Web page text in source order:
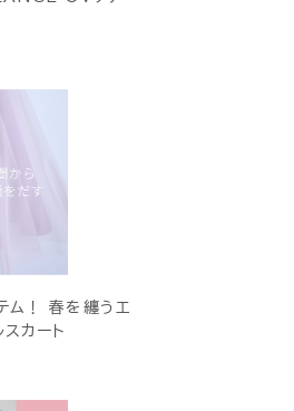
ム！ 春を纏うエ
スカート